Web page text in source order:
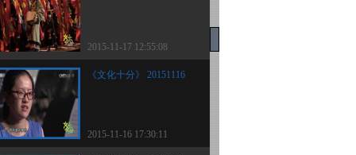
2015-11-17 12:55:08
《文化十分》 20151116
2015-11-16 17:30:11